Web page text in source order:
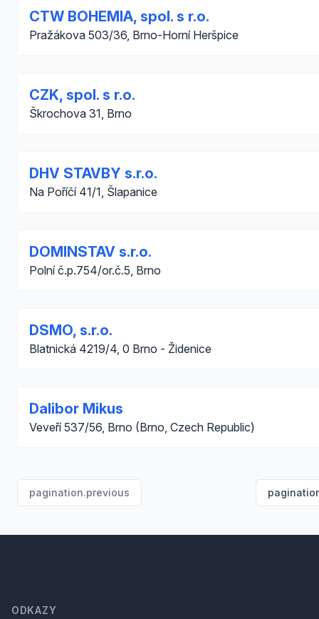
CTW BOHEMIA, spol. s r.o.
Pražákova 503/36, Brno-Horní Heršpice
CZK, spol. s r.o.
Škrochova 31, Brno
DHV STAVBY s.r.o.
Na Poříčí 41/1, Šlapanice
DOMINSTAV s.r.o.
Polní č.p.754/or.č.5, Brno
DSMO, s.r.o.
Blatnická 4219/4, 0 Brno - Židenice
Dalibor Mikus
Veveří 537/56, Brno (Brno, Czech Republic)
pagination.previous
ODKAZY